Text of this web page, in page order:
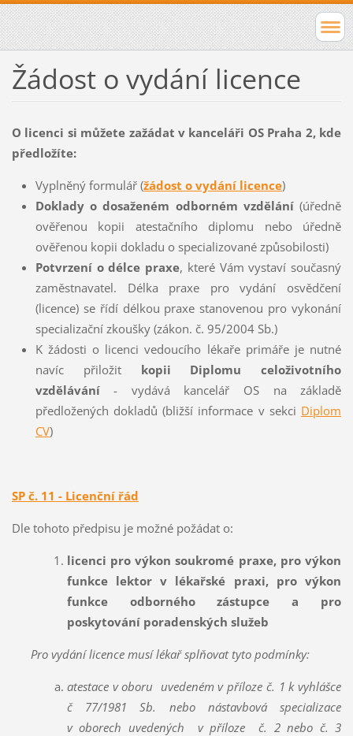
Žádost o vydání licence
O licenci si můžete zažádat v kanceláři OS Praha 2, kde
předložíte:
Vyplněný formulář (žádost o vydání licence)
Doklady o dosaženém odborném vzdělání(úředně
ověřenou kopii atestačního diplomu nebo úředně
ověřenou kopii dokladu o specializované způsobilosti)
Potvrzení o délce praxe, které Vám vystaví současný
zaměstnavatel. Délka praxe pro vydání osvědčení
(licence) se řídí délkou praxe stanovenou pro vykonání
specializační zkoušky (zákon. č. 95/2004 Sb.)
K žádosti o licenci vedoucího lékaře primáře je nutné
navíc přiložit kopii Diplomu celoživotního
vzdělávání- vydává kancelář OS na základě
předložených dokladů (bližší informace v sekci Diplom
CV)
SP č. 11 - Licenční řád
Dle tohoto předpisu je možné požádat o:
licenci pro výkon soukromé praxe, pro výkon
funkce lektor v lékařské praxi, pro výkon
funkce odborného zástupce a pro
poskytování poradenských služeb
Pro vydání licence musí lékař splňovat tyto podmínky:
atestace v oboru uvedeném v příloze č. 1 k vyhlášce
č 77/1981 Sb. nebo nástavbová specializace
v oborech uvedených v příloze č. 2 nebo č. 3